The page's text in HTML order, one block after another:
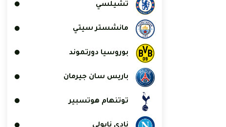
تشيلسي
مانشستر سيتي
بوروسيا دورتموند
باريس سان جيرمان
توتنهام هوتسبير